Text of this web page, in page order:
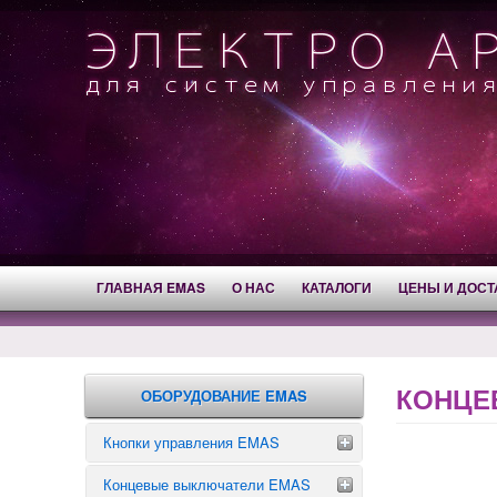
ГЛАВНАЯ EMAS О НАС КАТАЛОГИ ЦЕНЫ И
ОБОРУДОВАНИЕ EMAS
Кнопки управления EMAS
Аварийные кнопки
Концевые выключатели EMAS